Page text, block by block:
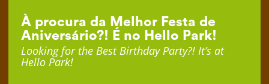
À procura da Melhor Festa de
Aniversário?! É no Hello Park!
Looking for the Best Birthday Party?! It’s at
Hello Park!